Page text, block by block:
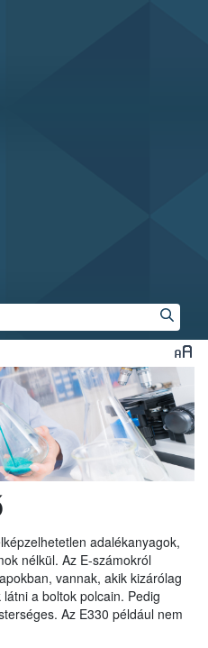
adalékanyagok,
nélkül. Az E-számokról
vannak, akik kizárólag
a boltok polcain. Pedig
Az E330 például nem